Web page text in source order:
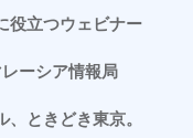
役立つウェビナー
ーシア情報局
、ときどき東京。